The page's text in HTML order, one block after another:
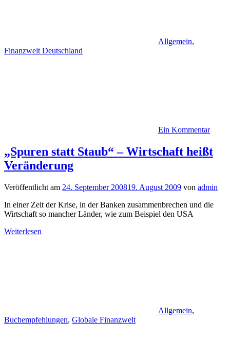
Allgemein,
Finanzwelt Deutschland
Ein Kommentar
„Spuren statt Staub“ – Wirtschaft heißt
Veränderung
Veröffentlicht am 24. September 200819. August 2009 von admin
In einer Zeit der Krise, in der Banken zusammenbrechen und die
Wirtschaft so mancher Länder, wie zum Beispiel den USA
Weiterlesen
Allgemein,
Buchempfehlungen, Globale Finanzwelt